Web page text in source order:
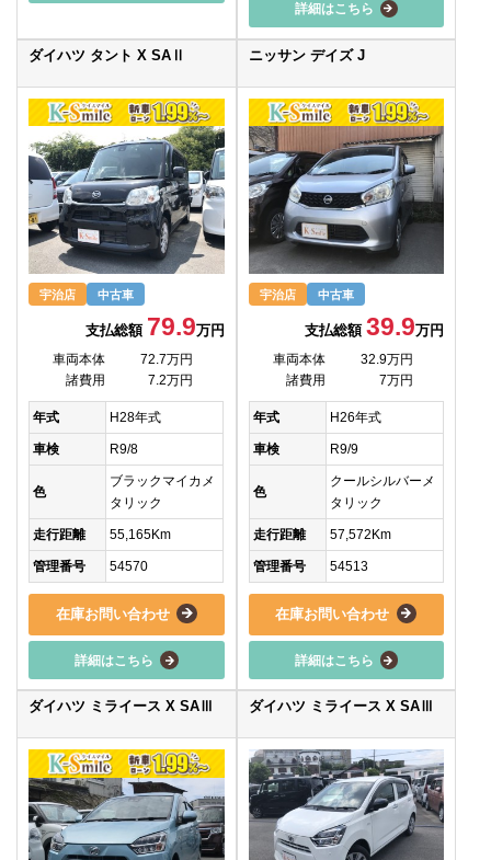
詳細はこちら
ダイハツ タント X SAⅡ
宇治店 中古車
支払総額 79.9万円
車両本体
72.7万円
諸費用
7.2万円
年式 H28年式
車検 R9/8
色
ブラックマイカメ
タリック
走行距離 55,165Km
管理番号 54570
在庫お問い合わせ
詳細はこちら
ニッサン デイズ J
宇治店 中古車
支払総額39.9万円
車両本体
32.9万円
諸費用
7万円
年式 H26年式
車検 R9/9
色
クールシルバーメ
タリック
走行距離 57,572Km
管理番号 54513
在庫お問い合わせ
詳細はこちら
ダイハツ ミライース X SAⅢ ダイハツ ミライース X SAⅢ